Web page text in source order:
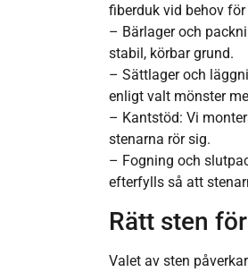
fiberduk vid behov
– Bärlager och
stabil, körbar grund.
– Sättlager och
enligt valt mönster
– Kantstöd: Vi
stenarna rör sig.
– Fogning och
efterfylls så att
Rätt sten
Valet av sten